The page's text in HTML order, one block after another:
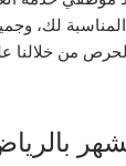
لك،
من خلالنا